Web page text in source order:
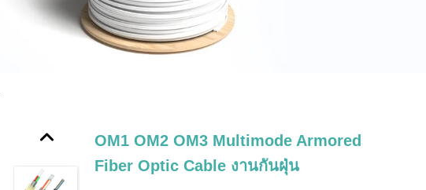
OM1 OM2 OM3 Multimode Armored
Fiber Optic Cable งานกันฝุ่น